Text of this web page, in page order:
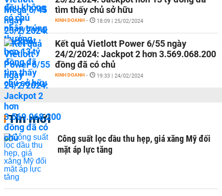
tìm thấy chủ sở hữu
KINH DOANH - 18:09 | 25/02/2024
Kết quả Vietlott Power 6/55 ngày
24/2/2024: Jackpot 2 hơn 3.569.068.200
đồng đã có chủ
KINH DOANH - 19:33 | 24/02/2024
Tin mới
Công suất lọc dầu thu hẹp, giá xăng Mỹ đối
mặt áp lực tăng